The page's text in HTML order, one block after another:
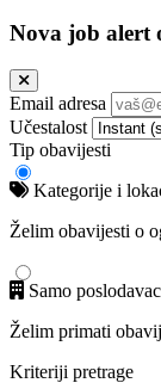
Nova job alert
Email adresa
Učestalost
Tip obavijesti
Kategorije i
Želim obavijesti o
Samo poslodavac
Želim primati
Kriteriji pretrage